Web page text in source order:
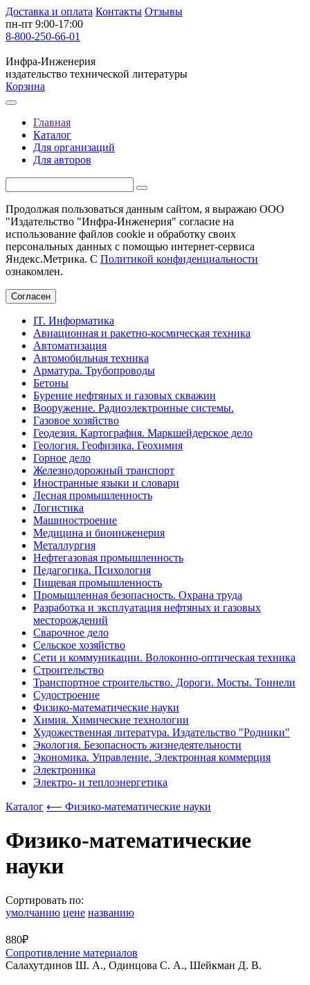
Доставка и оплата Контакты Отзывы
пн-пт 9:00-17:00
8-800-250-66-01
Инфра-Инженерия
издательство технической литературы
Корзина
Главная
Каталог
Для организаций
Для авторов
Продолжая пользоваться данным сайтом, я выражаю ООО
"Издательство "Инфра-Инженерия" согласие на
использование файлов cookie и обработку своих
персональных данных с помощью интернет-сервиса
Яндекс.Метрика. С Политикой конфиденциальности
ознакомлен.
Согласен
IT. Информатика
Авиационная и ракетно-космическая техника
Автоматизация
Автомобильная техника
Арматура. Трубопроводы
Бетоны
Бурение нефтяных и газовых скважин
Вооружение. Радиоэлектронные системы.
Газовое хозяйство
Геодезия. Картография. Маркшейдерское дело
Геология. Геофизика. Геохимия
Горное дело
Железнодорожный транспорт
Иностранные языки и словари
Лесная промышленность
Логистика
Машиностроение
Медицина и биоинженерия
Металлургия
Нефтегазовая промышленность
Педагогика. Психология
Пищевая промышленность
Промышленная безопасность. Охрана труда
Разработка и эксплуатация нефтяных и газовых
месторождений
Сварочное дело
Сельское хозяйство
Сети и коммуникации. Волоконно-оптическая техника
Строительство
Транспортное строительство. Дороги. Мосты. Тоннели
Судостроение
Физико-математические науки
Химия. Химические технологии
Художественная литература. Издательство "Родники"
Экология. Безопасность жизнедеятельности
Экономика. Управление. Электронная коммерция
Электроника
Электро- и теплоэнергетика
Каталог ⟵ Физико-математические науки
Физико-математические
науки
Сортировать по:
умолчанию цене названию
880₽
Сопротивление материалов
Салахутдинов Ш. А., Одинцова С. А., Шейкман Д. В.